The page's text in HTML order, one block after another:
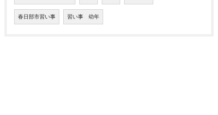
春日部市習い事 習い事 幼年